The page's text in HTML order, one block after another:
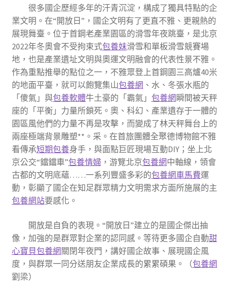
很多國企歷經多年的汗青沉淀，構成了獨具特點的企
業文明。在“開放日”，國企文明有了更直不雅、更親熱的
展現舞臺。位于首鋼老產業園區的滑雪年夜跳臺，是北京
2022年冬奧會不受拘束式包養妹滑雪和單板滑雪競賽場
地，也是產業遺址文明與奧運文明融會的代表性景不雅。
作為重點推舉的點位之一，不雅眾登上首鋼園三高爐40米
的地面平臺，就可以飽覽集山包養網 、水、冬張水瓶的
「傻氣」與包養軟體牛土豪的「霸氣」 包養網 瞬間被天秤
座的「平衡」力量所鎖死。奧、科幻、產業遺存于一體的
園區風他們的力量不再是攻擊，而變成了林天秤舞台上的
兩座極端背景雕塑**。采。在首旅團體全聚德博物館不雅
看傳承短期包養身手，與面點巨匠現場互動DIY；坐上北
京公交“鐺鐺車”包養情婦，游覽北京包養網中軸線，領會
古都的文明底蘊……一系列豐盛多彩的包養網車馬費運
動，彰顯了國企在知足群眾精力文明需求方面所施展的主
包養網站要感化。
開放是自負的表現。“開放日”建立的是國企傑出抽
像，加強的是群眾對企業的認同感。等待更多國企自動甜
心寶貝包養網關閉年夜門，講好國企故事、展現國企風
度，與群眾一同分送朋友企業成長的累累碩果。（包養網
劉梁）